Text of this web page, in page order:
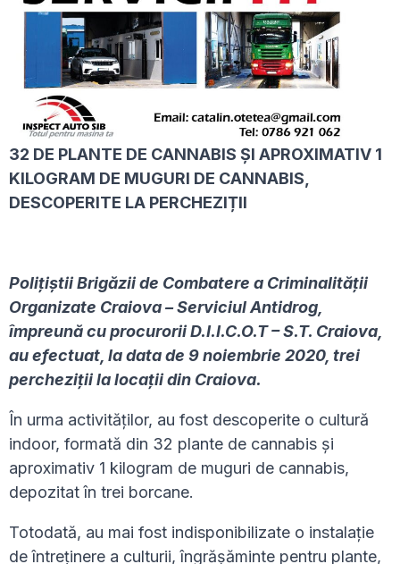
32 DE PLANTE DE CANNABIS ȘI APROXIMATIV 1
KILOGRAM DE MUGURI DE CANNABIS,
DESCOPERITE LA PERCHEZIȚII
Poliţiştii Brigăzii de Combatere a Criminalității
Organizate Craiova – Serviciul Antidrog,
împreună cu procurorii D.I.I.C.O.T – S.T. Craiova,
au efectuat, la data de 9 noiembrie 2020, trei
percheziţii la locații din Craiova.
În urma activităților, au fost descoperite o cultură
indoor, formată din 32 plante de cannabis şi
aproximativ 1 kilogram de muguri de cannabis,
depozitat în trei borcane.
Totodată, au mai fost indisponibilizate o instalaţie
de întreţinere a culturii, îngrăşăminte pentru plante,